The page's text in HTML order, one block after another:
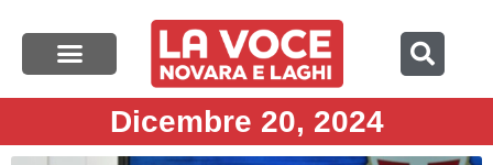
Dicembre 20, 2024